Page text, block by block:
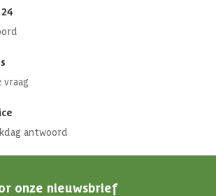
antwoord
onze nieuwsbrief